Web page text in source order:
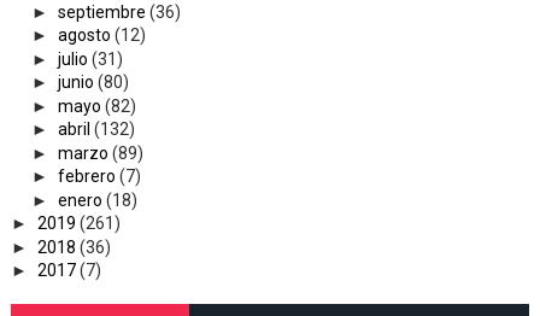
► septiembre (36)
► agosto (12)
► julio (31)
► junio (80)
► mayo (82)
► abril (132)
► marzo (89)
► febrero (7)
► enero (18)
► 2019 (261)
► 2018 (36)
► 2017(7)